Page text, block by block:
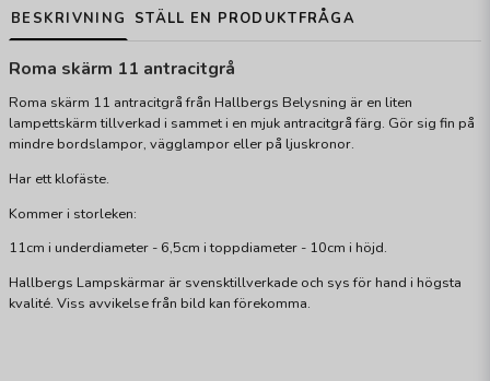
BESKRIVNING STÄLL EN PRODUKTFRÅGA
Roma skärm 11 antracitgrå
Roma skärm 11 antracitgrå från Hallbergs Belysning är en liten
lampettskärm tillverkad i sammet i en mjuk antracitgrå färg. Gör sig fin på
mindre bordslampor, vägglampor eller på ljuskronor.
Har ett klofäste.
Kommer i storleken:
11cm i underdiameter - 6,5cm i toppdiameter - 10cm i höjd.
Hallbergs Lampskärmar är svensktillverkade och sys för hand i högsta
kvalité. Viss avvikelse från bild kan förekomma.